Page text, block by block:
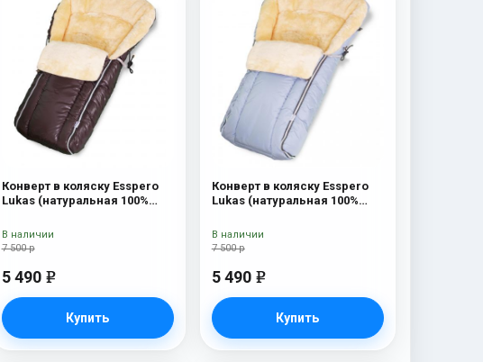
Конверт в коляску Esspero
Lukas (натуральная 100%
7 500 р
5 490 e
Купить
В наличии
Конверт в коляску Esspero
Lukas (натуральная 100%
7 500 р
5 490 e
Купить
В наличии